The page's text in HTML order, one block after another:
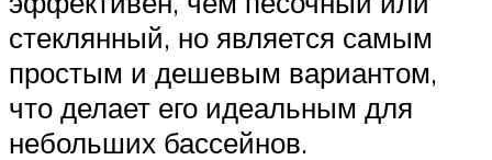
стеклянный, но является самым
простым и дешевым вариантом,
что делает его идеальным для
небольших бассейнов.